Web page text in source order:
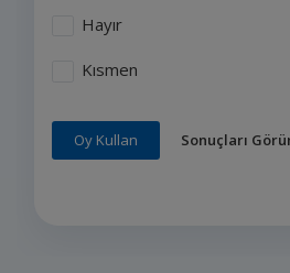
Hayır
Kısmen
Oy Kullan Sonuçları